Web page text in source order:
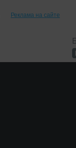
Реклама на сайте